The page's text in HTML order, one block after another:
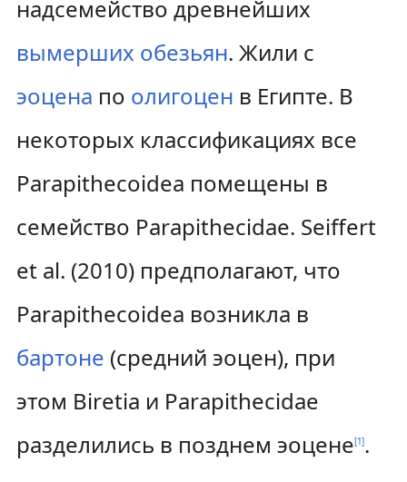
надсемейство древнейших
вымерших обезьян. Жили с
эоцена по олигоцен в Египте. В
некоторых классификациях все
Parapithecoidea помещены в
семейство Parapithecidae. Seiffert
et al. (2010) предполагают, что
Parapithecoidea возникла в
бартоне (средний эоцен), при
этом Biretia и Parapithecidae
разделились в позднем эоцене[1].